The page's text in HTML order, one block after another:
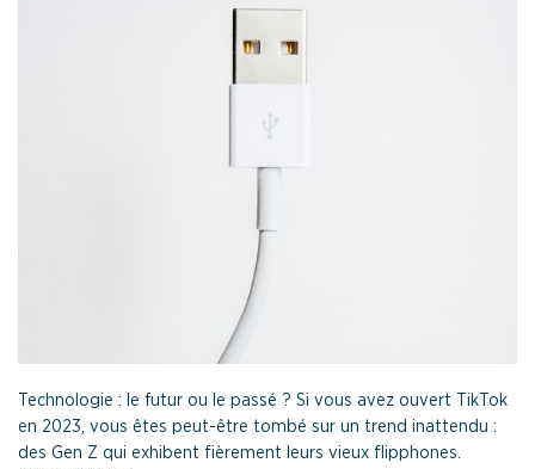
Technologie : le futur ou le passé ? Si vous avez ouvert TikTok
en 2023, vous êtes peut-être tombé sur un trend inattendu :
des Gen Z qui exhibent fièrement leurs vieux flipphones.